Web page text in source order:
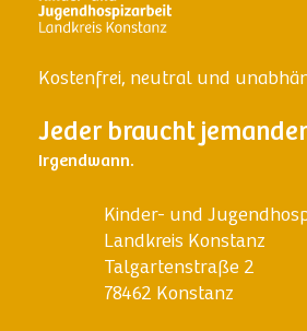
Kostenfrei, neutral und
Jeder braucht
Irgendwann.
Kinder- und
Landkreis Konstanz
Talgartenstraße 2
78462 Konstanz